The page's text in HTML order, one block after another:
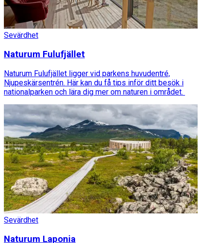
Sevärdhet
Naturum Fulufjället
Naturum Fulufjället ligger vid parkens huvudentré,
Njupeskärsentrén. Här kan du få tips inför ditt besök i
nationalparken och lära dig mer om naturen i området.
Sevärdhet
Naturum Laponia